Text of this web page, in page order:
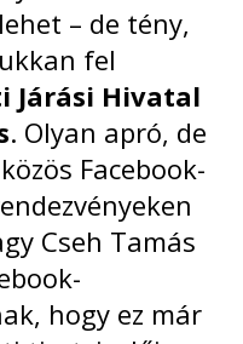
– de tény,
fel
Járási Hivatal
. Olyan apró, de
Facebook-
Cseh Tamás
hogy ez már